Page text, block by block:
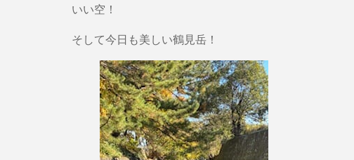
いい空！
そして今日も美しい鶴見岳！